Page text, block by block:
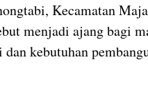
Kecamatan
menjadi ajang bagi
kebutuhan